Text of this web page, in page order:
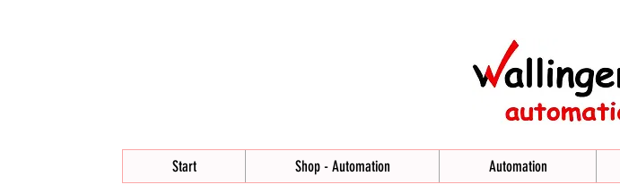
Start Shop - Automation Automation